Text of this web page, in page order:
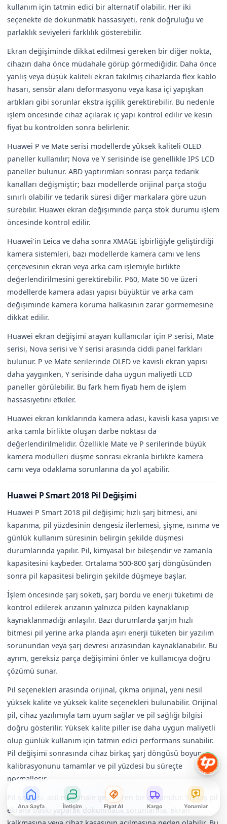
kullanım için tatmin edici bir alternatif olabilir. Her iki
seçenekte de dokunmatik hassasiyeti, renk doğruluğu ve
parlaklık seviyeleri farklılık gösterebilir.
Ekran değişiminde dikkat edilmesi gereken bir diğer nokta,
cihazın daha önce müdahale görüp görmediğidir. Daha önce
yanlış veya düşük kaliteli ekran takılmış cihazlarda flex kablo
hasarı, sensör alanı deformasyonu veya kasa içi yapışkan
artıkları gibi sorunlar ekstra işçilik gerektirebilir. Bu nedenle
işlem öncesinde cihaz açılarak iç yapı kontrol edilir ve kesin
fiyat bu kontrolden sonra belirlenir.
Huawei P ve Mate serisi modellerde yüksek kaliteli OLED
paneller kullanılır; Nova ve Y serisinde ise genellikle IPS LCD
paneller bulunur. ABD yaptırımları sonrası parça tedarik
kanalları değişmiştir; bazı modellerde orijinal parça stoğu
sınırlı olabilir ve tedarik süresi diğer markalara göre uzun
sürebilir. Huawei ekran değişiminde parça stok durumu işlem
öncesinde kontrol edilir.
Huawei'in Leica ve daha sonra XMAGE işbirliğiyle geliştirdiği
kamera sistemleri, bazı modellerde kamera camı ve lens
çerçevesinin ekran veya arka cam işlemiyle birlikte
değerlendirilmesini gerektirebilir. P60, Mate 50 ve üzeri
modellerde kamera adası yapısı büyüktür ve arka cam
değişiminde kamera koruma halkasının zarar görmemesine
dikkat edilir.
Huawei ekran değişimi arayan kullanıcılar için P serisi, Mate
serisi, Nova serisi ve Y serisi arasında ciddi panel farkları
bulunur. P ve Mate serilerinde OLED ve kavisli ekran yapısı
daha yaygınken, Y serisinde daha uygun maliyetli LCD
paneller görülebilir. Bu fark hem fiyatı hem de işlem
hassasiyetini etkiler.
Huawei ekran kırıklarında kamera adası, kavisli kasa yapısı ve
arka camla birlikte oluşan darbe noktası da
değerlendirilmelidir. Özellikle Mate ve P serilerinde büyük
kamera modülleri düşme sonrası ekranla birlikte kamera
camı veya odaklama sorunlarına da yol açabilir.
Huawei P Smart 2018 Pil Değişimi
Huawei P Smart 2018 pil değişimi; hızlı şarj bitmesi, ani
kapanma, pil yüzdesinin dengesiz ilerlemesi, şişme, ısınma ve
günlük kullanım süresinin belirgin şekilde düşmesi
durumlarında yapılır. Pil, kimyasal bir bileşendir ve zamanla
kapasitesini kaybeder. Ortalama 500-800 şarj döngüsünden
sonra pil kapasitesi belirgin şekilde düşmeye başlar.
İşlem öncesinde şarj soketi, şarj bordu ve enerji tüketimi de
kontrol edilerek arızanın yalnızca pilden kaynaklanıp
kaynaklanmadığı anlaşılır. Bazı durumlarda şarjın hızlı
bitmesi pil yerine arka planda aşırı enerji tüketen bir yazılım
sorunundan veya şarj devresi arızasından kaynaklanabilir. Bu
ayrım, gereksiz parça değişimini önler ve kullanıcıya doğru
çözümü sunar.
Pil seçenekleri arasında orijinal, çıkma orijinal, yeni nesil
yüksek kalite ve yüksek kalite seçenekleri bulunabilir. Orijinal
pil, cihaz yazılımıyla tam uyum sağlar ve pil sağlığı bilgisi
doğru gösterilir. Yüksek kalite piller ise daha uygun maliyetli
olup günlük kullanım için tatmin edici performans sunabilir.
Pil değişimi sonrasında cihaz birkaç şarj döngüsü boyunca
kalibrasyonunu tamamlar ve pil yüzdesi bu süreçte
normalleşir.
Pil şişmesi, acil müdahale gerektiren bir durumdur. Şişmiş pil
ekrana baskı yaparak dokunmatik sorunlarına, ekran
Ana Sayfa İletişim Fiyat Al Kargo Yorumlar